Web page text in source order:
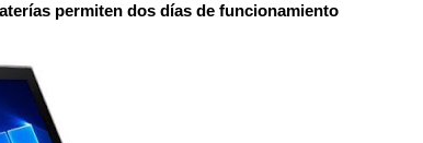
permiten dos días de funcionamiento